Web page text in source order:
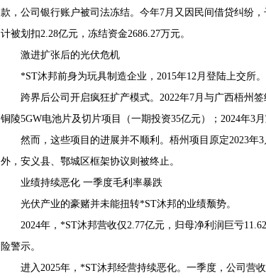
款，公司银行账户被司法冻结。今年7月又因民间借贷纠纷
计被划扣2.28亿元，冻结资金2686.27万元。
激进扩张后的光伏危机
*ST沐邦前身为玩具制造企业，2015年12月登陆上交所
跨界后公司开启疯狂扩产模式。2022年7月与广西梧州
铜陵5GW电池片及切片项目（一期投资35亿元）；2024年3
然而，这些项目的进展并不顺利。梧州项目原定2023年
外，安义县、鄂城区框架协议则被终止。
业绩持续恶化 一季度毛利率暴跌
光伏产业的豪赌并未能扭转*ST沐邦的业绩颓势。
2024年，*ST沐邦营收仅2.77亿元，归母净利润巨亏
险警示。
进入2025年，*ST沐邦经营持续恶化。一季度，公司营